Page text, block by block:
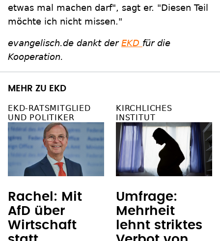
etwas mal machen darf", sagt er. "Diesen Teil
möchte ich nicht missen."
evangelisch.de dankt derEKD für die
Kooperation.
MEHR ZU EKD
EKD-RATSMITGLIED
UND POLITIKER
Rachel: Mit
AfD über
Wirtschaft
KIRCHLICHES
INSTITUT
Umfrage:
Mehrheit
lehnt striktes